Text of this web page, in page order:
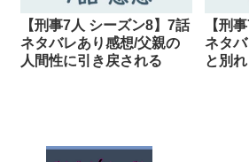
【刑事7人 シーズン8】7話
ネタバレあり感想/父親の
人間性に引き戻される
【刑
ネタ
と別れ